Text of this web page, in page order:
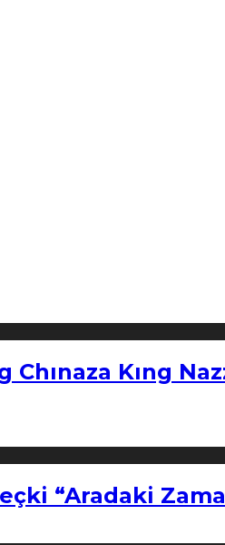
Kıng
“Aradaki